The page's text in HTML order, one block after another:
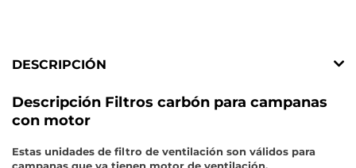
DESCRIPCIÓN
Descripción Filtros carbón para campanas
con motor
Estas unidades de filtro de ventilación son válidos para
campanas que ya tienen motor de ventilación.